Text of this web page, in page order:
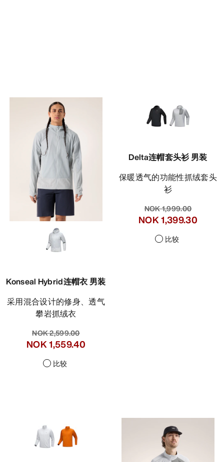
Konseal Hybrid连帽衣 男装
采用混合设计的修身、透气
攀岩抓绒衣
NOK 2,599.00
NOK 1,559.40
比较
Delta连帽套头衫 男装
保暖透气的功能性抓绒套头
衫
NOK 1,999.00
NOK 1,399.30
比较